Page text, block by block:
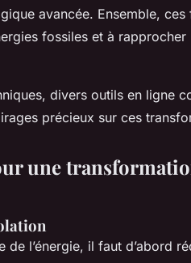
avancée. Ensemble,
fossiles et à rapprocher
divers outils en ligne
précieux sur ces
une
de l’énergie, il faut d’abord